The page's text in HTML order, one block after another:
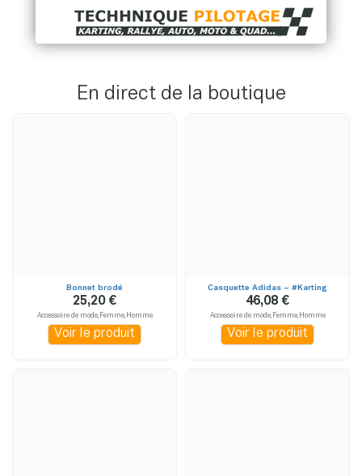
En direct de la boutique
Bonnet brodé
25,20 €
Accessoire de mode,Femme,Homme
Voir le produit
Casquette Adidas – #Karting
46,08 €
Accessoire de mode,Femme,Homme
Voir le produit